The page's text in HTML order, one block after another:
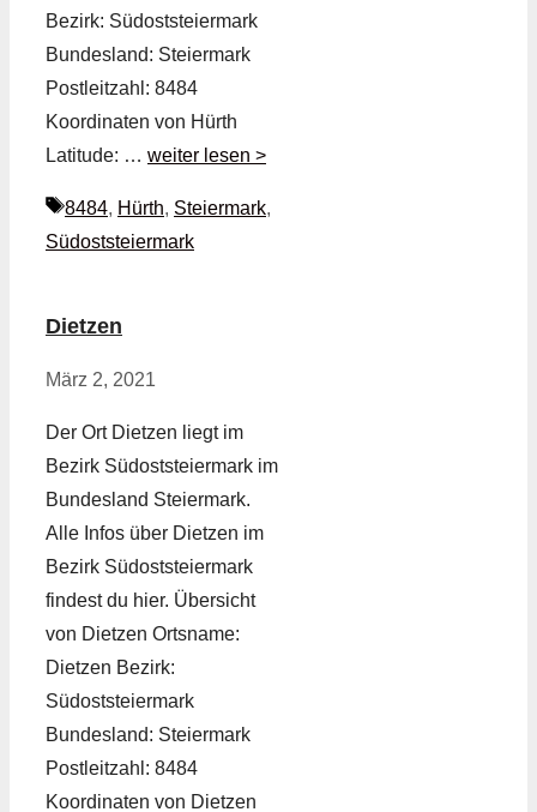
Bezirk: Südoststeiermark
Bundesland: Steiermark
Postleitzahl: 8484
Koordinaten von Hürth
Latitude: … weiter lesen >
Schlagwörter
8484, Hürth, Steiermark,
Südoststeiermark
Dietzen
März 2, 2021
Der Ort Dietzen liegt im
Bezirk Südoststeiermark im
Bundesland Steiermark.
Alle Infos über Dietzen im
Bezirk Südoststeiermark
findest du hier. Übersicht
von Dietzen Ortsname:
Dietzen Bezirk:
Südoststeiermark
Bundesland: Steiermark
Postleitzahl: 8484
Koordinaten von Dietzen